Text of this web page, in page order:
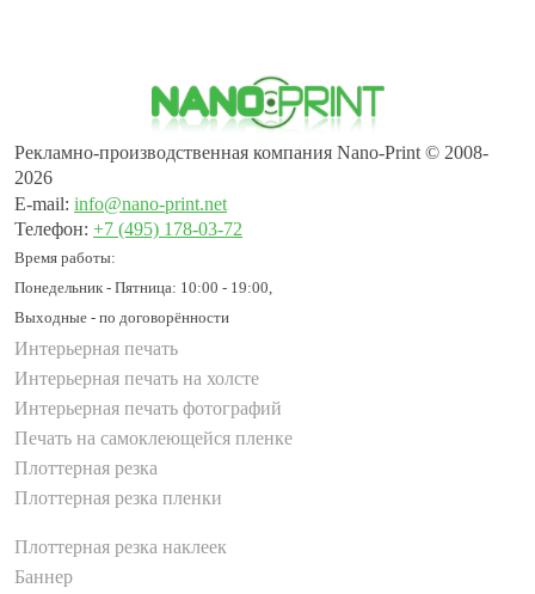
Рекламно-производственная компания Nano-Print © 2008-
2026
E-mail: info@nano-print.net
Телефон: +7 (495) 178-03-72
Время работы:
Понедельник - Пятница: 10:00 - 19:00,
Выходные - по договорённости
Интерьерная печать
Интерьерная печать на холсте
Интерьерная печать фотографий
Печать на самоклеющейся пленке
Плоттерная резка
Плоттерная резка пленки
Плоттерная резка наклеек
Баннер